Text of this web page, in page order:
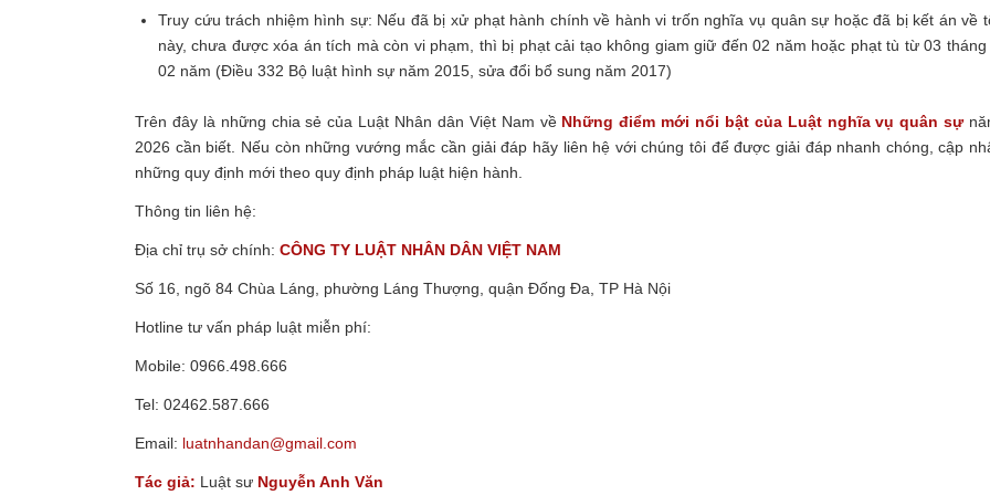
Truy cứu trách nhiệm hình sự: Nếu đã bị xử phạt hành chính về hành vi trốn nghĩa vụ quân sự hoặc đã bị kết án về
này, chưa được xóa án tích mà còn vi phạm, thì bị phạt cải tạo không giam giữ đến 02 năm hoặc phạt tù từ 03 tháng
02 năm (Điều 332 Bộ luật hình sự năm 2015, sửa đổi bổ sung năm 2017)
Trên đây là những chia sẻ của Luật Nhân dân Việt Nam về Những điểm mới nổi bật của Luật nghĩa vụ quân sự
2026 cần biết. Nếu còn những vướng mắc cần giải đáp hãy liên hệ với chúng tôi để được giải đáp nhanh chóng, cập
những quy định mới theo quy định pháp luật hiện hành.
Thông tin liên hệ:
Địa chỉ trụ sở chính: CÔNG TY LUẬT NHÂN DÂN VIỆT NAM
Số 16, ngõ 84 Chùa Láng, phường Láng Thượng, quận Đống Đa, TP Hà Nội
Hotline tư vấn pháp luật miễn phí:
Mobile: 0966.498.666
Tel: 02462.587.666
Email: luatnhandan@gmail.com
Tác giả: Luật sư Nguyễn Anh Văn